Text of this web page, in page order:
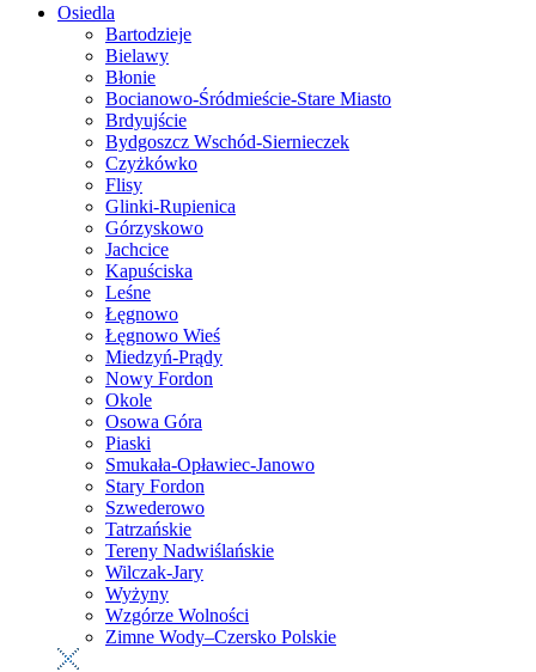
Osiedla
Bartodzieje
Bielawy
Błonie
Bocianowo-Śródmieście-Stare Miasto
Brdyujście
Bydgoszcz Wschód-Siernieczek
Czyżkówko
Flisy
Glinki-Rupienica
Górzyskowo
Jachcice
Kapuściska
Leśne
Łęgnowo
Łęgnowo Wieś
Miedzyń-Prądy
Nowy Fordon
Okole
Osowa Góra
Piaski
Smukała-Opławiec-Janowo
Stary Fordon
Szwederowo
Tatrzańskie
Tereny Nadwiślańskie
Wilczak-Jary
Wyżyny
Wzgórze Wolności
Zimne Wody–Czersko Polskie